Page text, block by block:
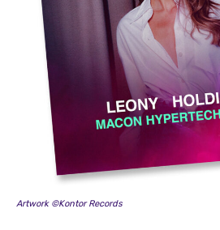
Artwork ©Kontor Records